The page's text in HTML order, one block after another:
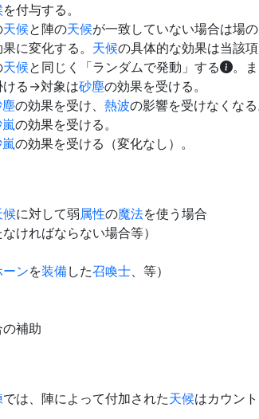
を付与する。
天候と陣の天候が一致していない場合は場の
に変化する。 天候の具体的な効果は当該項
天候と同じく「ランダムで発動」する 。
ける→対象は砂塵の効果を受ける。
の効果を受け、 熱波の影響を受けなくなる
の効果を受ける。
の効果を受ける（変化なし）。
候に対して弱属性の魔法を使う場合
ければならない場合等）
ンを装備した召喚士、等）
の補助
では、陣によって付加された天候はカウント